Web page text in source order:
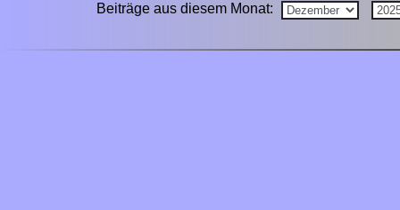
Beiträge aus diesem Monat: